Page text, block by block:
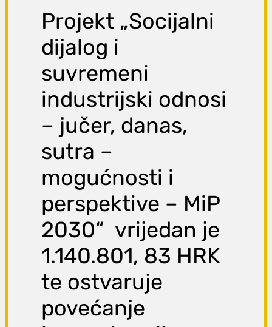
Projekt „Socijalni
dijalog i
suvremeni
industrijski odnosi
– jučer, danas,
sutra –
mogućnosti i
perspektive – MiP
2030“ vrijedan je
1.140.801, 83 HRK
te ostvaruje
povećanje